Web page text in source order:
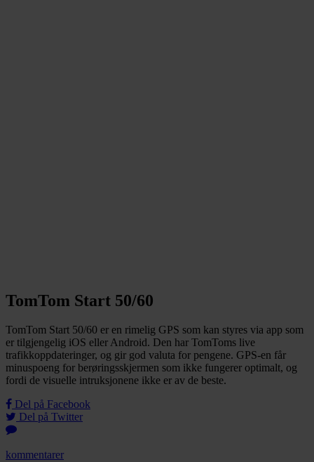
TomTom Start 50/60
TomTom Start 50/60 er en rimelig GPS som kan styres via app som
er tilgjengelig iOS eller Android. Den har TomToms live
trafikkoppdateringer, og gir god valuta for pengene. GPS-en får
minuspoeng for berøringsskjermen som ikke fungerer optimalt, og
fordi de visuelle intruksjonene ikke er av de beste.
Del på Facebook
Del på Twitter
kommentarer